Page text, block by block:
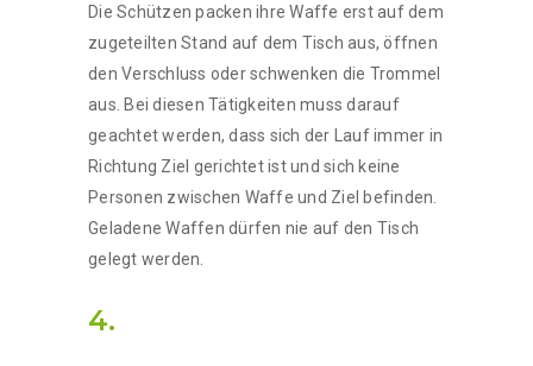
Die Schützen packen ihre Waffe erst auf dem
zugeteilten Stand auf dem Tisch aus, öffnen
den Verschluss oder schwenken die Trommel
aus. Bei diesen Tätigkeiten muss darauf
geachtet werden, dass sich der Lauf immer in
Richtung Ziel gerichtet ist und sich keine
Personen zwischen Waffe und Ziel befinden.
Geladene Waffen dürfen nie auf den Tisch
gelegt werden.
4.